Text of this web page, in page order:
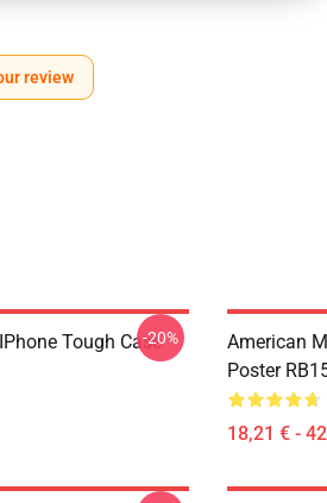
review
Tough Case-20%
American
Poster
18,21 € -